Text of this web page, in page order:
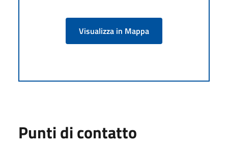
Visualizza in Mappa
Punti di contatto